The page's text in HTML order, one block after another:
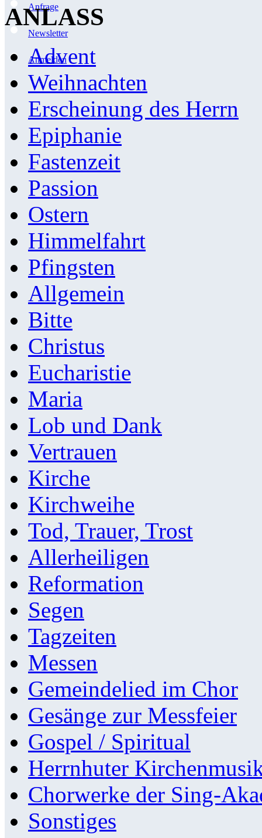
Anfrage
Newsletter
Anmelden
ANLASS
Advent
Weihnachten
Erscheinung des Herrn
Epiphanie
Fastenzeit
Passion
Ostern
Himmelfahrt
Pfingsten
Allgemein
Bitte
Christus
Eucharistie
Maria
Lob und Dank
Vertrauen
Kirche
Kirchweihe
Tod, Trauer, Trost
Allerheiligen
Reformation
Segen
Tagzeiten
Messen
Gemeindelied im Chor
Gesänge zur Messfeier
Gospel / Spiritual
Herrnhuter
Chorwerke der Sing-
Sonstiges